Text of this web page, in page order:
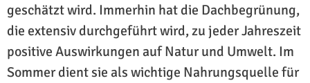
geschätzt wird. Immerhin hat die Dachbegrünung,
die extensiv durchgeführt wird, zu jeder Jahreszeit
positive Auswirkungen auf Natur und Umwelt. Im
Sommer dient sie als wichtige Nahrungsquelle für